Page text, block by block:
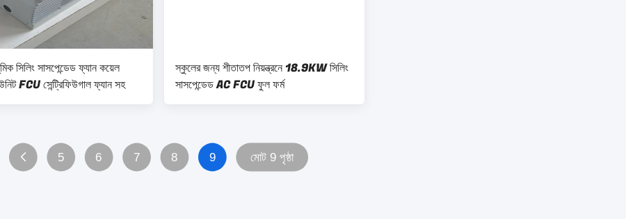
সিলিং সাসপেন্ডেড ফ্যান কয়েল
FCU সেন্ট্রিফিউগাল ফ্যান সহ
স্কুলের জন্য শীতাতপ নিয়ন্ত্রনে 18.9KW সিলিং
সাসপেন্ডেড AC FCU ফুল ফর্ম
5 6 7 8 9 মোট 9 পৃষ্ঠা